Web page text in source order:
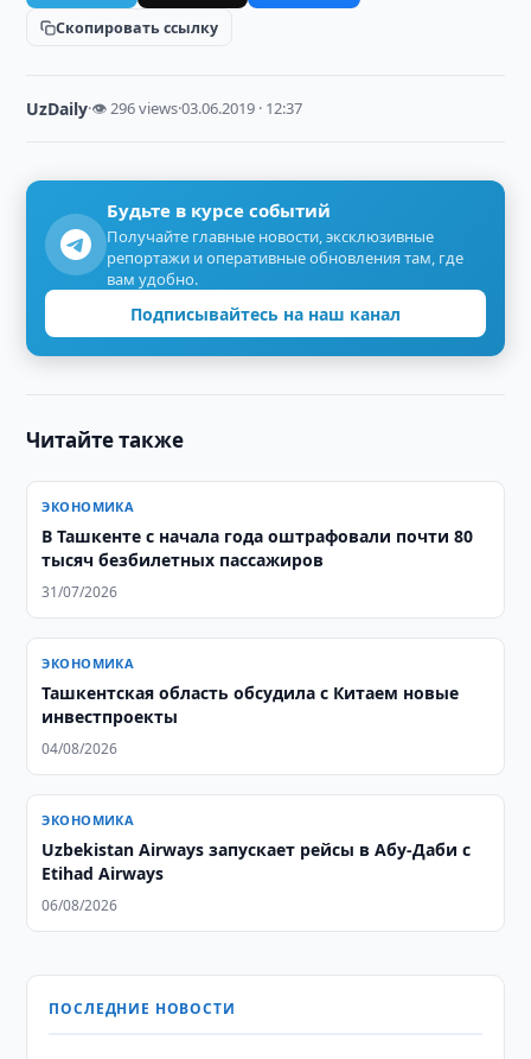
Скопировать ссылку
UzDaily·👁 296 views·03.06.2019 · 12:37
Будьте в курсе событий
Получайте главные новости, эксклюзивные
репортажи и оперативные обновления там, где
вам удобно.
Подписывайтесь на наш канал
Читайте также
ЭКОНОМИКА
В Ташкенте с начала года оштрафовали почти 80
тысяч безбилетных пассажиров
31/07/2026
ЭКОНОМИКА
Ташкентская область обсудила с Китаем новые
инвестпроекты
04/08/2026
ЭКОНОМИКА
Uzbekistan Airways запускает рейсы в Абу-Даби с
Etihad Airways
06/08/2026
ПОСЛЕДНИЕ НОВОСТИ